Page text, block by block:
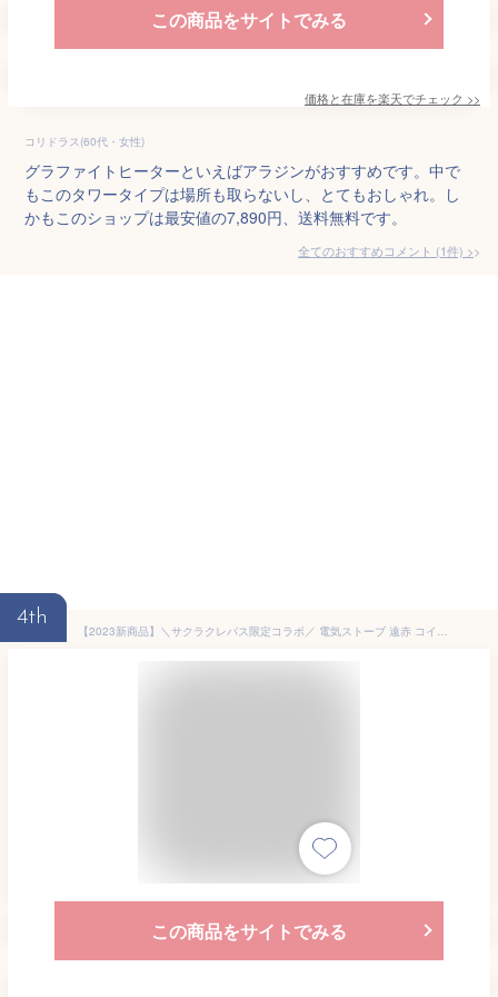
この商品をサイトでみる
価格と在庫を楽天でチェック >>
コリドラス(60代・女性)
グラファイトヒーターといえばアラジンがおすすめです。中で
もこのタワータイプは場所も取らないし、とてもおしゃれ。し
かもこのショップは最安値の7,890円、送料無料です。
全てのおすすめコメント (1件) >
4th
【2023新商品】＼サクラクレパス限定コラボ／ 電気ストーブ 遠赤 コイズミ (KKS-0633) KOIZUMI | グラファイトヒーター クーピー コラボ かわいい インテリア 子供部屋 おしゃれ おすすめ ギフト プレゼント ブラック ピンク ブルー ホワイト 黒 白 電気ヒーター 2年保証
この商品をサイトでみる